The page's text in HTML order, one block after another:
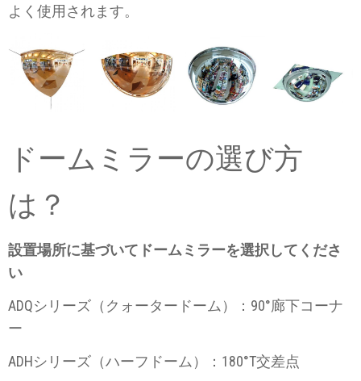
よく使用されます。
ドームミラーの選び方
は？
設置場所に基づいてドームミラーを選択してくださ
い
ADQシリーズ（クォータードーム）：90°廊下コーナ
ー
ADHシリーズ（ハーフドーム）：180°T交差点